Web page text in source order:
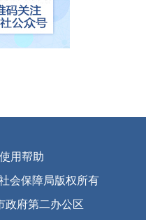
使用帮助
保障局版权所有
政府第二办公区